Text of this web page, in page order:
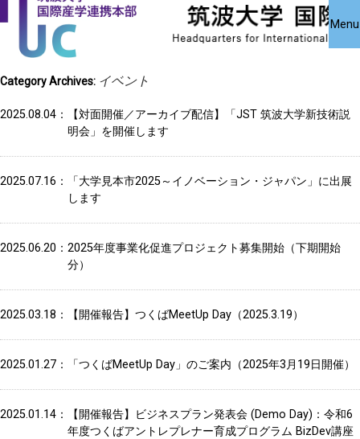
Menu
Close
国際産学連携
本部について
国際産学連携
本部公募事業
共同研究受
究・知的財
Category Archives: イベント
2025.08.04
【対面開催／アーカイブ配信】「JST 筑波大学新技術説
明会」を開催します
2025.07.16
「大学見本市2025～イノベーション・ジャパン」に出展
します
2025.06.20
2025年度事業化促進プロジェクト募集開始（下期開始
分）
2025.03.18 【開催報告】つくばMeetUp Day（2025.3.19）
2025.01.27 「つくばMeetUp Day」のご案内（2025年3月19日開催）
2025.01.14
【開催報告】ビジネスプラン発表会 (Demo Day)：令和6
年度つくばアントレプレナー育成プログラム BizDev講座